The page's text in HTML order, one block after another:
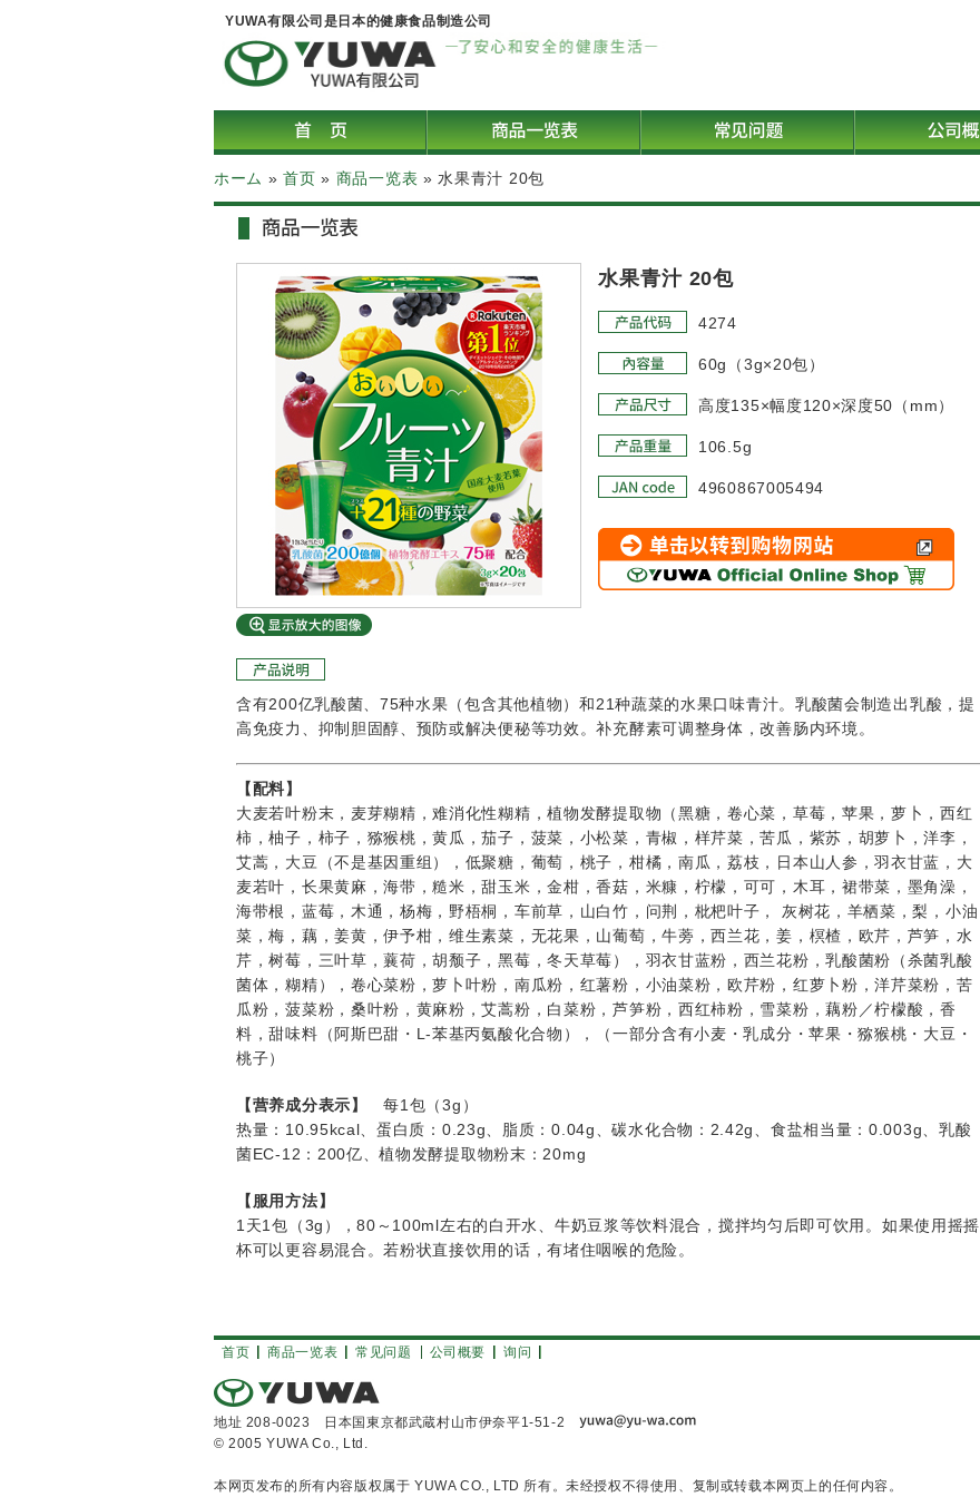
YUWA有限公司是日本的健康食品制造公司
ホーム »首页 » 商品一览表 »水果青汁 20包
水果青汁 20包
4274
60g（3g×20包）
高度135×幅度120×深度50（mm）
106.5g
4960867005494
含有200亿乳酸菌、75种水果（包含其他植物）和21种蔬菜的水果口味青汁。乳酸菌会制造出乳酸，提
高免疫力、抑制胆固醇、预防或解决便秘等功效。补充酵素可调整身体，改善肠内环境。
【配料】
大麦若叶粉末，麦芽糊精，难消化性糊精，植物发酵提取物（黑糖，卷心菜，草莓，苹果，萝卜，西红
柿，柚子，柿子，猕猴桃，黄瓜，茄子，菠菜，小松菜，青椒，样芹菜，苦瓜，紫苏，胡萝卜，洋李，
艾蒿，大豆（不是基因重组），低聚糖，葡萄，桃子，柑橘，南瓜，荔枝，日本山人参，羽衣甘蓝，大
麦若叶，长果黄麻，海带，糙米，甜玉米，金柑，香菇，米糠，柠檬，可可，木耳，裙带菜，墨角澡，
海带根，蓝莓，木通，杨梅，野梧桐，车前草，山白竹，问荆，枇杷叶子， 灰树花，羊栖菜，梨，小油
菜，梅，藕，姜黄，伊予柑，维生素菜，无花果，山葡萄，牛蒡，西兰花，姜，榠楂，欧芹，芦笋，水
芹，树莓，三叶草，蘘荷，胡颓子，黑莓，冬天草莓），羽衣甘蓝粉，西兰花粉，乳酸菌粉（杀菌乳酸
菌体，糊精），卷心菜粉，萝卜叶粉，南瓜粉，红薯粉，小油菜粉，欧芹粉，红萝卜粉，洋芹菜粉，苦
瓜粉，菠菜粉，桑叶粉，黄麻粉，艾蒿粉，白菜粉，芦笋粉，西红柿粉，雪菜粉，藕粉／柠檬酸，香
料，甜味料（阿斯巴甜・L-苯基丙氨酸化合物），（一部分含有小麦・乳成分・苹果・猕猴桃・大豆・
桃子）
【营养成分表示】
每1包（3g）
热量：10.95kcal、蛋白质：0.23g、脂质：0.04g、碳水化合物：2.42g、食盐相当量：0.003g、乳酸
菌EC-12：200亿、植物发酵提取物粉末：20mg
【服用方法】
1天1包（3g），80～100ml左右的白开水、牛奶豆浆等饮料混合，搅拌均匀后即可饮用。如果使用摇摇
杯可以更容易混合。若粉状直接饮用的话，有堵住咽喉的危险。
首页 商品一览表 常见问题 公司概要 询问
地址 208-0023 日本国東京都武蔵村山市伊奈平1-51-2
© 2005 YUWA Co., Ltd.
本网页发布的所有内容版权属于 YUWA CO., LTD 所有。未经授权不得使用、复制或转载本网页上的任何内容。